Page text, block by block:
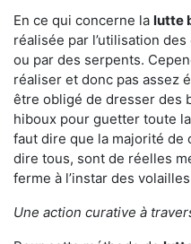
En ce qui concerne la lutte
réalisée par l’utilisation
ou par des serpents.
réaliser et donc pas assez
être obligé de dresser des
hiboux pour guetter toute
faut dire que la majorité de
dire tous, sont de réelles
ferme à l’instar des
Une action curative à